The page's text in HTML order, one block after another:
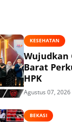
KESEHATAN
Wujudkan
Barat
HPK
Agustus 07, 2026
BEKASI